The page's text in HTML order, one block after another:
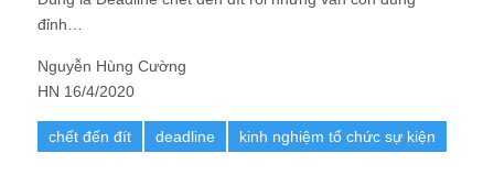
đỉnh…
Nguyễn Hùng Cường
HN 16/4/2020
chết đến đít deadline kinh nghiệm tổ chức sự kiện